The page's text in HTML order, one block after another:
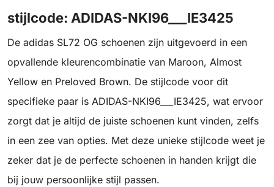
stijlcode: ADIDAS-NKI96___IE3425
De adidas SL72 OG schoenen zijn uitgevoerd in een
opvallende kleurencombinatie van Maroon, Almost
Yellow en Preloved Brown. De stijlcode voor dit
specifieke paar is ADIDAS-NKI96___IE3425, wat ervoor
zorgt dat je altijd de juiste schoenen kunt vinden, zelfs
in een zee van opties. Met deze unieke stijlcode weet je
zeker dat je de perfecte schoenen in handen krijgt die
bij jouw persoonlijke stijl passen.